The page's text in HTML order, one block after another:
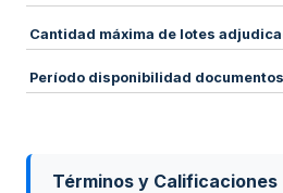
Cantidad máxima de lotes
Período disponibilidad documentos
Términos y Calificaciones